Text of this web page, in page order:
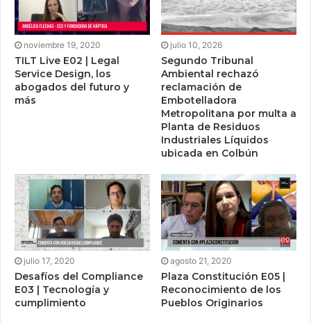
noviembre 19, 2020
TILT Live E02 | Legal
Service Design, los
abogados del futuro y
más
julio 10, 2026
Segundo Tribunal
Ambiental rechazó
reclamación de
Embotelladora
Metropolitana por multa a
Planta de Residuos
Industriales Líquidos
ubicada en Colbún
julio 17, 2020
Desafíos del Compliance
E03 | Tecnología y
cumplimiento
agosto 21, 2020
Plaza Constitución E05 |
Reconocimiento de los
Pueblos Originarios